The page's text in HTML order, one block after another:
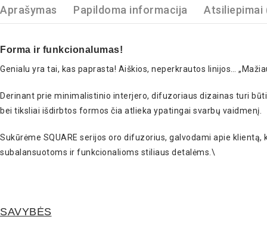
Aprašymas Papildoma informacija Atsiliepimai
Forma ir funkcionalumas!
Genialu yra tai, kas paprasta! Aiškios, neperkrautos linijos…
Derinant prie minimalistinio interjero, difuzoriaus dizainas turi
bei tiksliai išdirbtos formos čia atlieka ypatingai svarbų vaidmenį.
Sukūrėme SQUARE serijos oro difuzorius, galvodami apie
subalansuotoms ir funkcionalioms stiliaus detalėms.\
SAVYBĖS